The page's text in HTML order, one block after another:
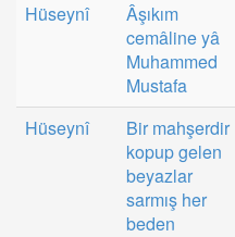
Hüseynî
Âşıkım
cemâline yâ
Muhammed
Mustafa
Hüseynî
Bir mahşerdir
kopup gelen
beyazlar
sarmış her
beden